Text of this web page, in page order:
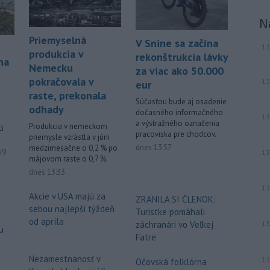
16:08
Slovenská polícia prispela k
objasneniu prípadu prevádzačstva,
ktorý sa podarilo ukončiť
právoplatným odsúdením páchateľa v
Maďarsku.
Priemyselná
produkcia v
Nemecku
pokračovala v
raste, prekonala
odhady
Produkcia v nemeckom
priemysle vzrástla v júni
medzimesačne o 0,2 % po
májovom raste o 0,7 %.
dnes 13:33
Akcie v USA majú za
sebou najlepší týždeň
od apríla
Nezamestnanosť v
V Snine sa začína
rekonštrukcia lávky
za viac ako 50.000
eur
Súčasťou bude aj osadenie
dočasného informačného
a výstražného označenia
pracoviska pre chodcov.
dnes 13:57
ZRANILA SI ČLENOK:
Turistke pomáhali
záchranári vo Veľkej
Fatre
Očovská folklórna